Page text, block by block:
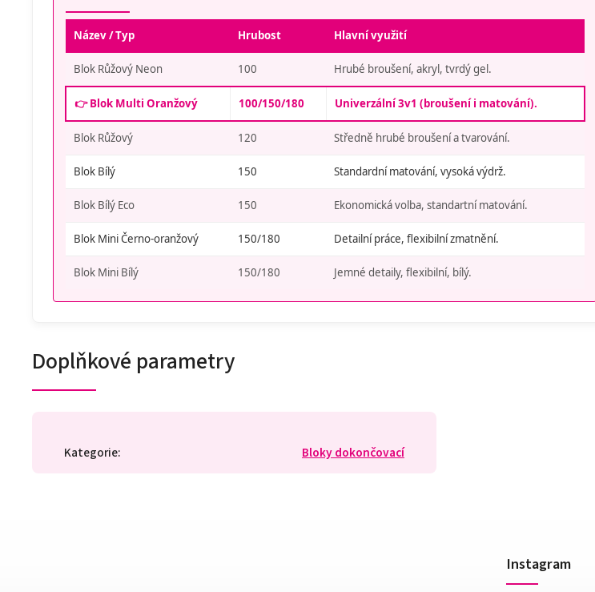
Název / Typ Hrubost Hlavní využití
Blok Růžový Neon 100 Hrubé broušení, akryl, tvrdý gel.
👉 Blok Multi Oranžový 100/150/180 Univerzální 3v1 (broušení i matování).
Blok Růžový 120 Středně hrubé broušení a tvarování.
Blok Bílý 150 Standardní matování, vysoká výdrž.
Blok Bílý Eco 150 Ekonomická volba, standartní matování.
Blok Mini Černo-oranžový 150/180 Detailní práce, flexibilní zmatnění.
Blok Mini Bílý 150/180 Jemné detaily, flexibilní, bílý.
Doplňkové parametry
Kategorie: Bloky dokončovací
Instagram